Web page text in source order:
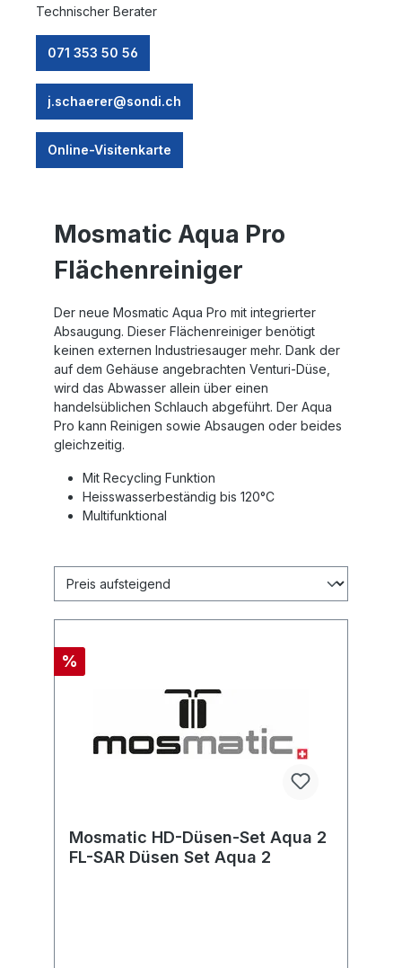
Technischer Berater
071 353 50 56
j.schaerer@sondi.ch
Online-Visitenkarte
Mosmatic Aqua Pro
Flächenreiniger
Der neue Mosmatic Aqua Pro mit integrierter
Absaugung. Dieser Flächenreiniger benötigt
keinen externen Industriesauger mehr. Dank der
auf dem Gehäuse angebrachten Venturi-Düse,
wird das Abwasser allein über einen
handelsüblichen Schlauch abgeführt. Der Aqua
Pro kann Reinigen sowie Absaugen oder beides
gleichzeitig.
Mit Recycling Funktion
Heisswasserbeständig bis 120°C
Multifunktional
%
Mosmatic HD-Düsen-Set Aqua 2
FL-SAR Düsen Set Aqua 2